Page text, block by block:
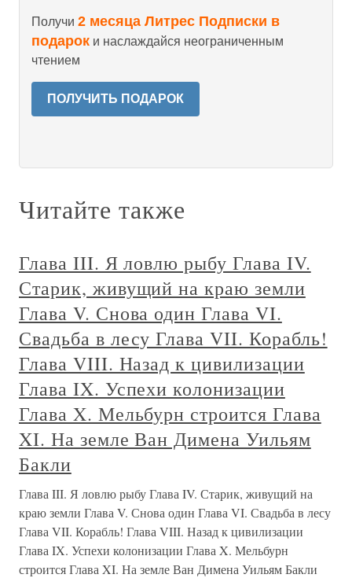
Получи 2 месяца Литрес Подписки в
подарок и наслаждайся неограниченным
чтением
ПОЛУЧИТЬ ПОДАРОК
Читайте также
Глава III. Я ловлю рыбу Глава IV.
Старик, живущий на краю земли
Глава V. Снова один Глава VI.
Свадьба в лесу Глава VII. Корабль!
Глава VIII. Назад к цивилизации
Глава IX. Успехи колонизации
Глава X. Мельбурн строится Глава
XI. На земле Ван Димена Уильям
Бакли
Глава III. Я ловлю рыбу Глава IV. Старик, живущий на
краю земли Глава V. Снова один Глава VI. Свадьба в лесу
Глава VII. Корабль! Глава VIII. Назад к цивилизации
Глава IX. Успехи колонизации Глава X. Мельбурн
строится Глава XI. На земле Ван Димена Уильям Бакли